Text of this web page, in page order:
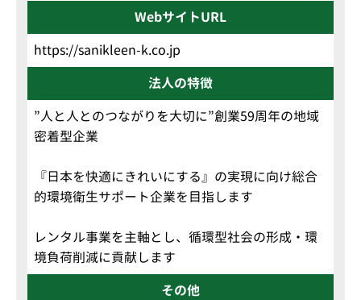
WebサイトURL
https://sanikleen-k.co.jp
法人の特徴
”人と人とのつながりを大切に”創業59周年の地域
密着型企業
『日本を快適にきれいにする』の実現に向け総合
的環境衛生サポート企業を目指します
レンタル事業を主軸とし、循環型社会の形成・環
境負荷削減に貢献します
その他